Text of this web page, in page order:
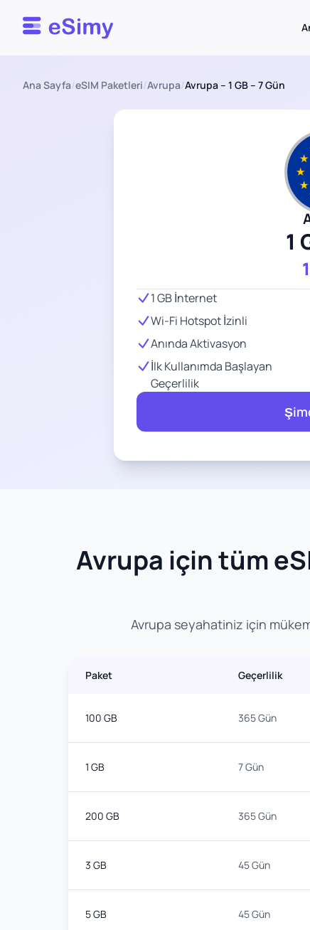
Esimy
Ana Sayfa/eSIM Paketleri/Avrupa/Avrupa – 1 GB – 7 Gün
1
1 GB İnternet
Wi-Fi Hotspot İzinli
Anında Aktivasyon
İlk Kullanımda Başlayan
Geçerlilik
Avrupa için tüm
Avrupa seyahatiniz için
Paket Geçerlilik
100 GB 365 Gün
1 GB 7 Gün
200 GB 365 Gün
3 GB 45 Gün
5 GB 45 Gün